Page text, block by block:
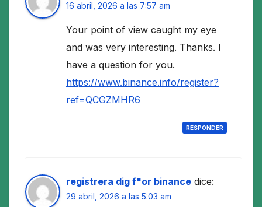
16 abril, 2026 a las 7:57 am
Your point of view caught my eye
and was very interesting. Thanks. I
have a question for you.
https://www.binance.info/register?
ref=QCGZMHR6
RESPONDER
registrera dig f"or binance dice:
29 abril, 2026 a las 5:03 am